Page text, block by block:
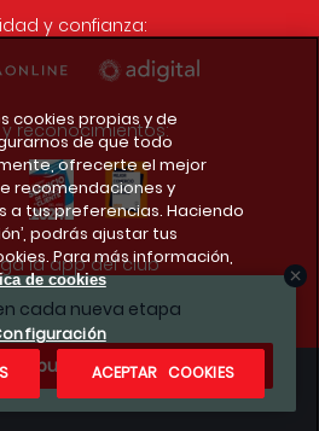
cada nueva etapa
apuntas?
y confianza:
y reconocimientos:
la app del club
cookies propias y de
de que todo
ofrecerte el mejor
recomendaciones y
a tus preferencias. Haciendo
podrás ajustar tus
Para más información,
de cookies
ACEPTAR COOKIES